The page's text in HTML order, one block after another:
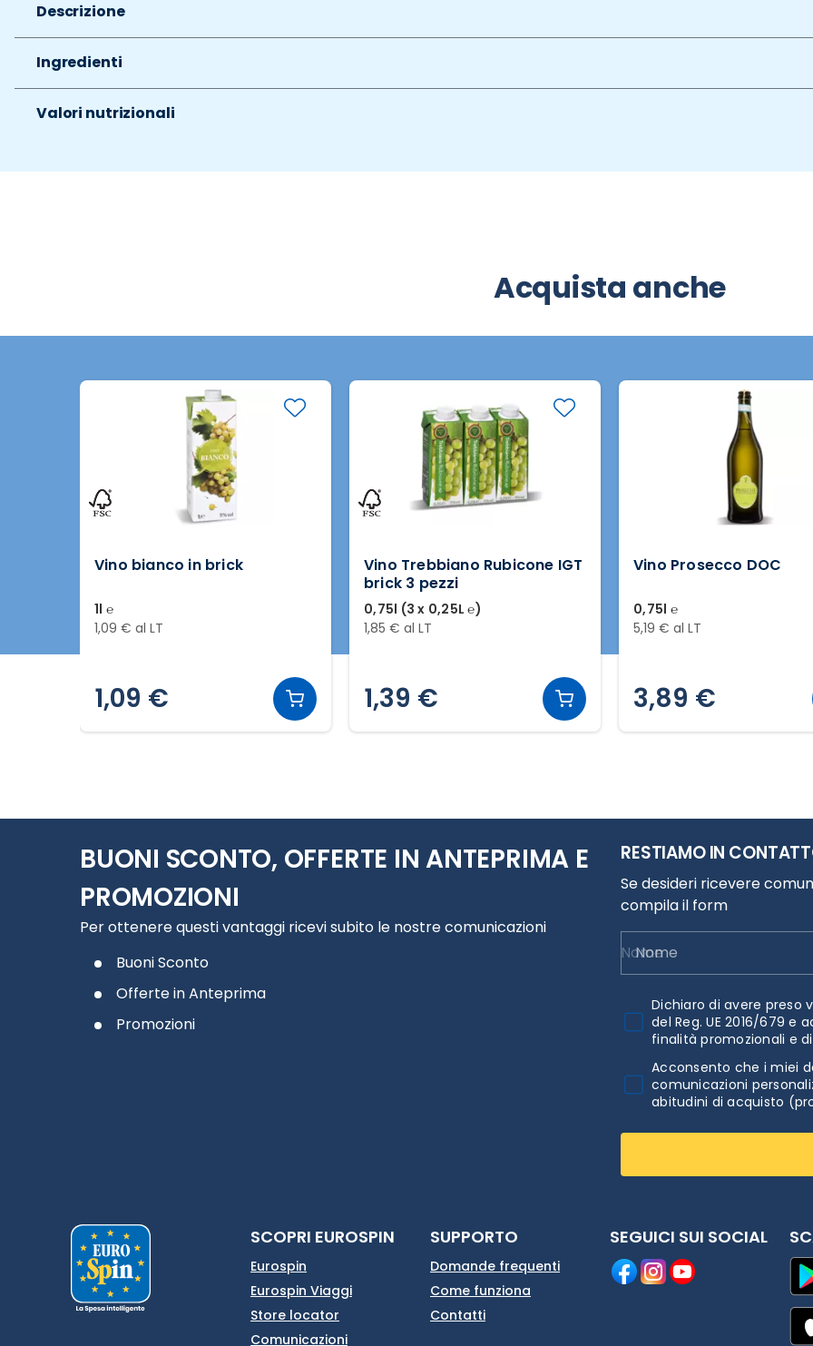
Descrizione
Ingredienti
Valori nutrizionali
Acquista anche
Vino bianco in brick
1l ℮
1,09 € al LT
1,09 €
Vino Trebbiano Rubicone IGT
brick 3 pezzi
0,75l (3 x 0,25L ℮)
1,85 € al LT
1,39 €
Vino Prosecco DOC
0,75l ℮
5,19 € al LT
3,89 €
BUONI SCONTO, OFFERTE IN ANTEPRIMA E
PROMOZIONI
Per ottenere questi vantaggi ricevi subito le nostre comunicazioni
Buoni Sconto
Offerte in Anteprima
Promozioni
RESTIAMO IN
Se desideri ricevere
compila il form
Nome
Dichiaro di avere preso
del Reg. UE 2016/679
finalità promozionali e
Acconsento che i miei
comunicazioni
abitudini di acquisto
SCOPRI EUROSPIN
Eurospin
Eurospin Viaggi
Store locator
Comunicazioni
SUPPORTO
Domande frequenti
Come funziona
Contatti
SEGUICI SUI SOCIAL